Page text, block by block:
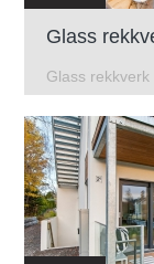
Glass
Glass rekkverk